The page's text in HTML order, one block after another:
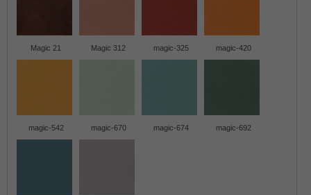
Magic 21 Magic 312 magic-325 magic-420
magic-542 magic-670 magic-674 magic-692